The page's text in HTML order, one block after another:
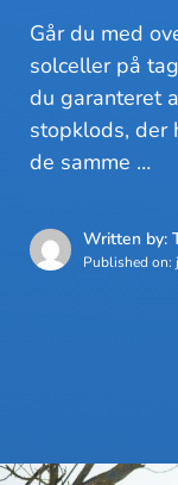
Går du med
solceller på
du garanteret
stopklods, der
de samme …
Written by:
Published on: